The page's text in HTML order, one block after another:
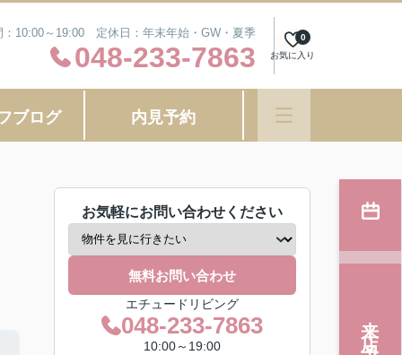
：10:00～19:00 定休日：年末年始・GW・夏季
048-233-7863 お気に入り
0
ブログ 内見予約
お気軽にお問い合わせください
無料お問い合わせ
エチュードリビング
048-233-7863
10:00～19:00
来店予約